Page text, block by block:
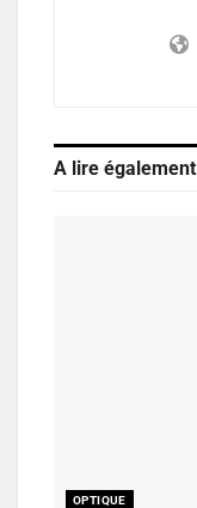
A lire également
OPTIQUE